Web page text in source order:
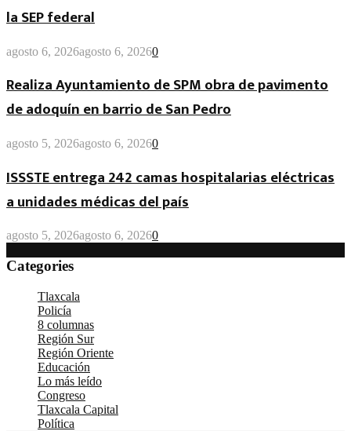
la SEP federal
agosto 6, 2026agosto 6, 20260
Realiza Ayuntamiento de SPM obra de pavimento
de adoquín en barrio de San Pedro
agosto 5, 2026agosto 6, 20260
ISSSTE entrega 242 camas hospitalarias eléctricas
a unidades médicas del país
agosto 5, 2026agosto 6, 20260
Categories
Tlaxcala
Policía
8 columnas
Región Sur(3.340)
Región Oriente
Educación
Lo más leído
Congreso
Tlaxcala Capital
Política